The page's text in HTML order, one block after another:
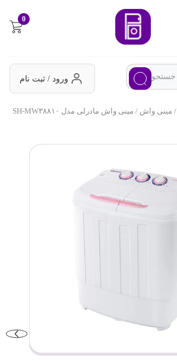
0
ورود / ثبت نام
مینی واش/ مینی واش مادرلی مدل SH-MW۳۸۸۱۰